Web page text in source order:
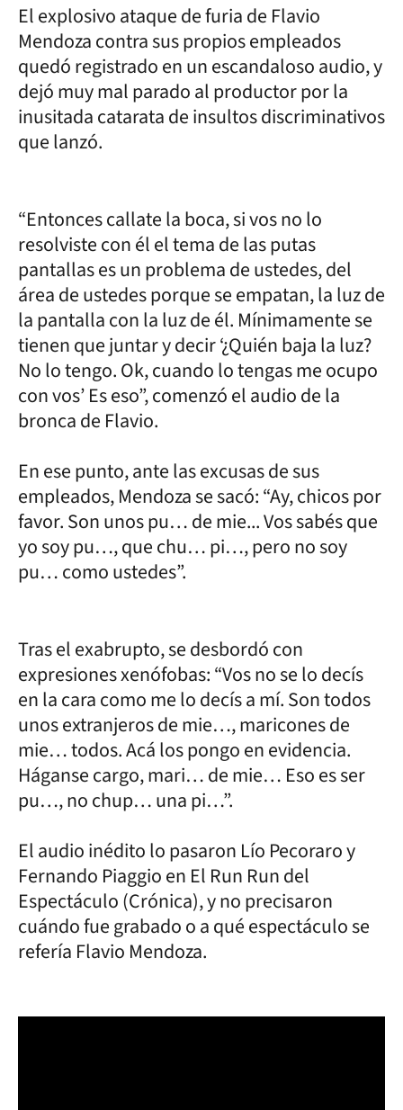
El explosivo ataque de furia de Flavio
Mendoza contra sus propios empleados
quedó registrado en un escandaloso audio, y
dejó muy mal parado al productor por la
inusitada catarata de insultos discriminativos
que lanzó.
“Entonces callate la boca, si vos no lo
resolviste con él el tema de las putas
pantallas es un problema de ustedes, del
área de ustedes porque se empatan, la luz de
la pantalla con la luz de él. Mínimamente se
tienen que juntar y decir ‘¿Quién baja la luz?
No lo tengo. Ok, cuando lo tengas me ocupo
con vos’ Es eso”, comenzó el audio de la
bronca de Flavio.
En ese punto, ante las excusas de sus
empleados, Mendoza se sacó: “Ay, chicos por
favor. Son unos pu… de mie... Vos sabés que
yo soy pu…, que chu… pi…, pero no soy
pu… como ustedes”.
Tras el exabrupto, se desbordó con
expresiones xenófobas: “Vos no se lo decís
en la cara como me lo decís a mí. Son todos
unos extranjeros de mie…, maricones de
mie… todos. Acá los pongo en evidencia.
Háganse cargo, mari… de mie… Eso es ser
pu…, no chup… una pi…”.
El audio inédito lo pasaron Lío Pecoraro y
Fernando Piaggio en El Run Run del
Espectáculo (Crónica), y no precisaron
cuándo fue grabado o a qué espectáculo se
refería Flavio Mendoza.